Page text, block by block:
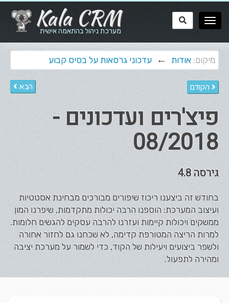
Kala CRM
מערכת ניהול בהתאמה אישית
מיקום: אודות ← עדכוני גרסאות על בסיס קבוע
הקודם הבא
פיצ'רים ועדכונים -
08/2018
גירסה 4.8
בחודש זה ביצענו ריכוז שיפורים מבורכים מבחינת אסטטיות
ועיצוב המערכת: הוספנו הרבה יכולות מתקדמות, שיפרנו המון
ממשקים ויכולות קיימות ועזרנו להרבה עסקים להגשים חלומות.
למרות הריצה המטורפת קדימה, לא שכחנו גם לחזור אחורה
ולשפר ביצועים ויעילות של הקוד, כדי לשמור על מערכת יציבה
ומהירה לתפעול.